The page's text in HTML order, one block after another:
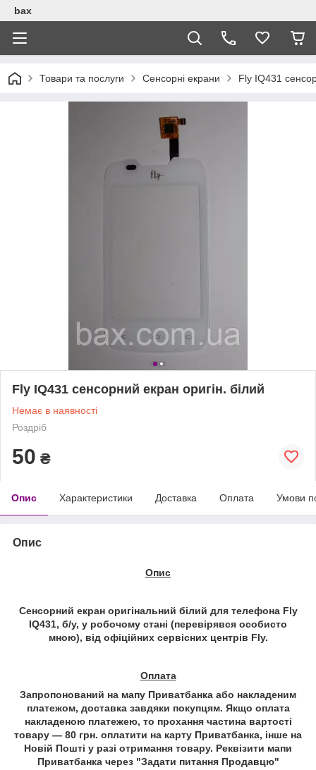
bax
Товари та послуги Сенсорні екрани Fly IQ431
Fly IQ431 сенсорний екран оригін. білий
Немає в наявності
Роздріб
50 ₴
Опис Характеристики Доставка Оплата Умови
Опис
Опис
Сенсорний екран оригінальний білий для телефона Fly
IQ431, б/у, у робочому стані (перевірявся особисто
мною), від офіційних сервісних центрів Fly.
Оплата
Запропонований на мапу Приватбанка або накладеним
платежом, доставка завдяки покупцям. Якщо оплата
накладеною платежею, то прохання частина вартості
товару — 80 грн. оплатити на карту Приватбанка, інше на
Новій Пошті у разі отримання товару. Реквізити мапи
Приватбанка через "Задати питання Продавцю"